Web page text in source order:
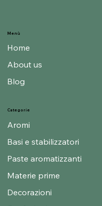
Categorie
Aromi
Basi e stabilizzatori
Paste aromatizzanti
Materie prime
Decorazioni
Menù
Home
About us
Blog